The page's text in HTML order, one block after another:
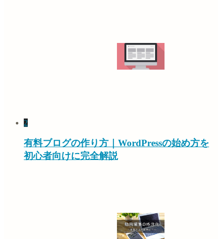
2
有料ブログの作り方｜WordPressの始め方を
初心者向けに完全解説